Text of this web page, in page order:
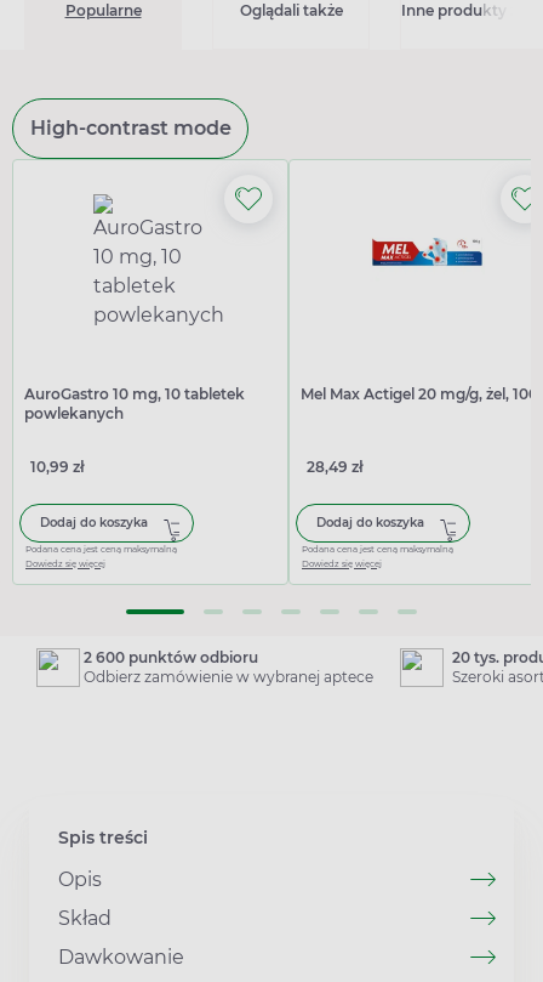
Popularne Oglądali także Inne produkty z
High-contrast mode
AuroGastro 10 mg, 10 tabletek
powlekanych
10,99 zł
Dodaj do koszyka
Podana cena jest ceną maksymalną
Dowiedz się więcej
Mel Max Actigel 20 mg/g, żel, 100
28,49 zł
Dodaj do koszyka
Podana cena jest ceną maksymalną
Dowiedz się więcej
2 600 punktów odbioru
Odbierz zamówienie w wybranej aptece
20 tys.
Szeroki
Spis treści
Opis
Skład
Dawkowanie